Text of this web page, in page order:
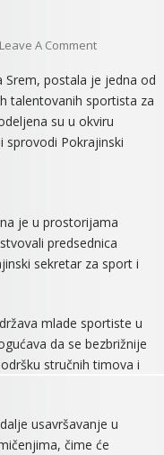
Leave A CommentOn
PEROVIĆ
DOBITNICA
UGOVORA
O
Srem, postala je jedna od
talentovanih sportista za
su u okviru
sprovodi Pokrajinski
je u prostorijama
predsednica
sekretar za sport i
mlade sportiste u
da se bezbrižnije
stručnih timova i
usavršavanje u
čime će